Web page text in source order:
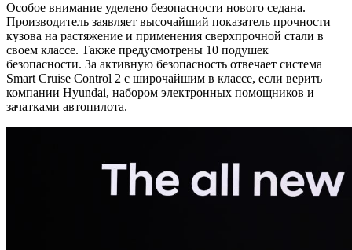
Особое внимание уделено безопасности нового седана.
Производитель заявляет высочайший показатель прочности
кузова на растяжение и применения сверхпрочной стали в
своем классе. Также предусмотрены 10 подушек
безопасности. За активную безопасность отвечает система
Smart Cruise Control 2 с широчайшим в классе, если верить
компании Hyundai, набором электронных помощников и
зачатками автопилота.